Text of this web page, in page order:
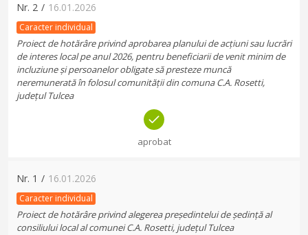
Nr. 2 / 16.01.2026
Caracter individual
Proiect de hotărâre privind aprobarea planului de acțiuni sau lucrări
de interes local pe anul 2026, pentru beneficiarii de venit minim de
incluziune și persoanelor obligate să presteze muncă
neremunerată în folosul comunității din comuna C.A. Rosetti,
județul Tulcea
aprobat
Nr. 1 / 16.01.2026
Caracter individual
Proiect de hotărâre privind alegerea președintelui de ședință al
consiliului local al comunei C.A. Rosetti, județul Tulcea